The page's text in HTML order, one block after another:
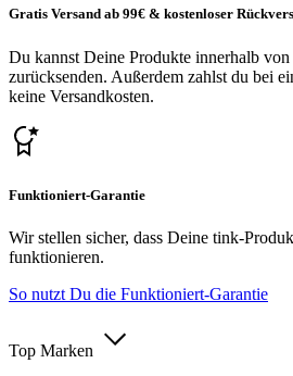
Gratis Versand ab 99€ & kostenloser
Du kannst Deine Produkte innerhalb
zurücksenden. Außerdem zahlst du bei
keine Versandkosten.
Funktioniert-Garantie
Wir stellen sicher, dass Deine tink-
funktionieren.
So nutzt Du die Funktioniert-Garantie
Top Marken